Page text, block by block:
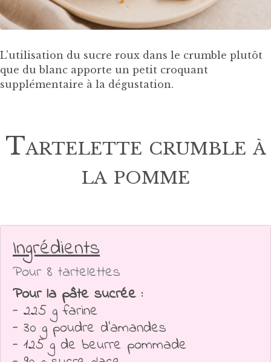
L'utilisation du sucre roux dans le crumble plutôt
que du blanc apporte un petit croquant
supplémentaire à la dégustation.
Tartelette crumble à
la pomme
Ingrédients
Pour 8 tartelettes
Pour la pâte sucrée :
- 225 g farine
- 30 g poudre d'amandes
- 125 g de beurre pommade